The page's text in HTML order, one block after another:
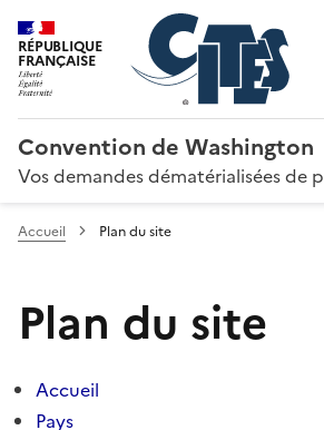
RÉPUBLIQUE
FRANÇAISE
Convention de Washington
Vos demandes dématérialisées de
Accueil Plan du site
Plan du site
Accueil
Pays